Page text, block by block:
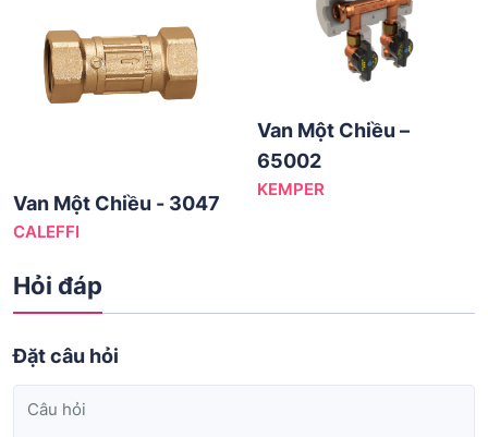
Van Một Chiều - 3047
CALEFFI
Van Một Chiều –
65002
KEMPER
Hỏi đáp
Đặt câu hỏi